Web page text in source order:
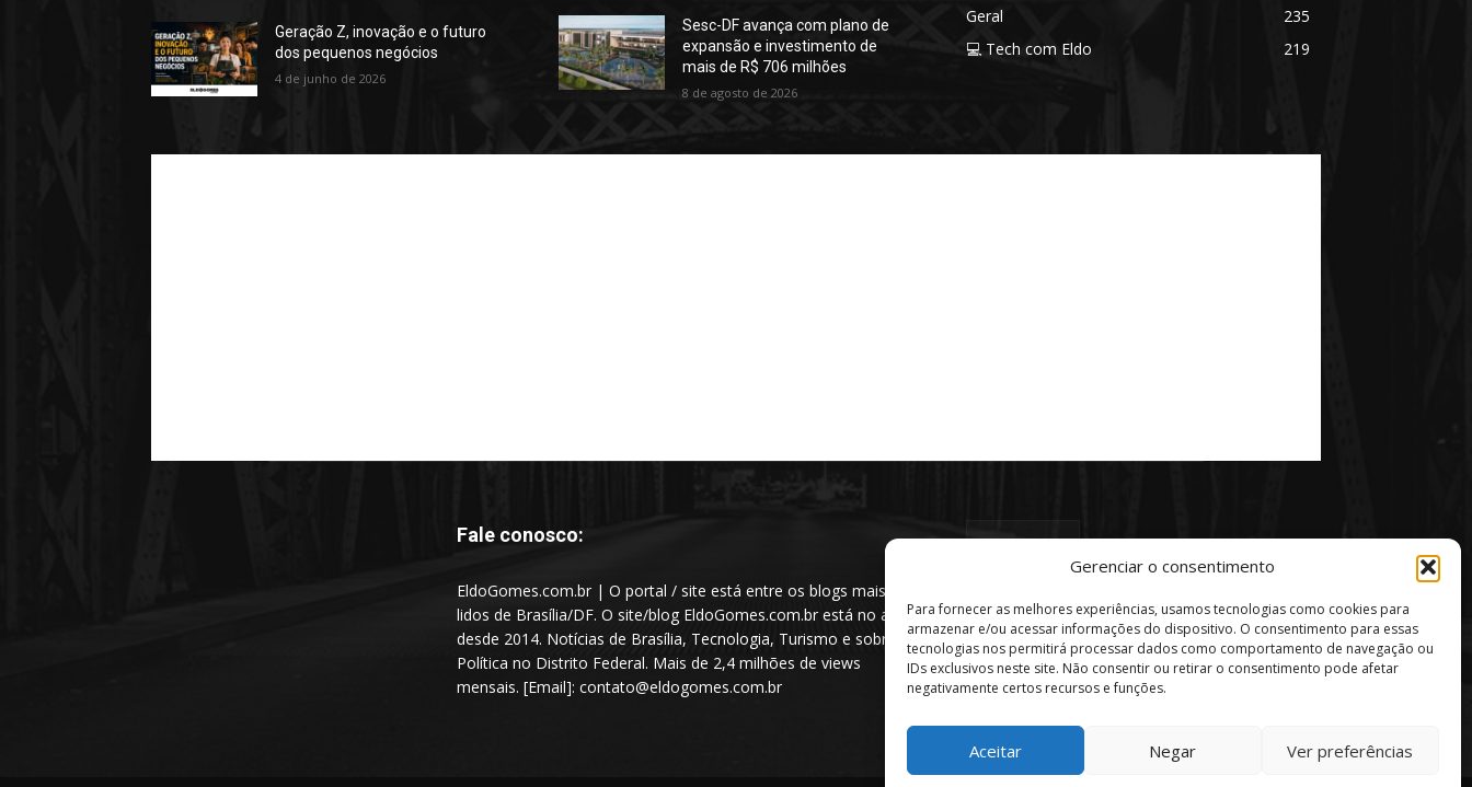
Gerenciar o consentimento
Para fornecer as melhores experiências, usamos tecnologias como cookies para
armazenar e/ou acessar informações do dispositivo. O consentimento para essas
tecnologias nos permitirá processar dados como comportamento de navegação ou
IDs exclusivos neste site. Não consentir ou retirar o consentimento pode afetar
negativamente certos recursos e funções.
Aceitar Negar Ver preferências
Geração Z, inovação e o futuro
dos pequenos negócios
4 de junho de 2026
Sesc-DF avança com plano de
expansão e investimento de
mais de R$ 706 milhões
8 de agosto de 2026
Geral
235
💻 Tech com Eldo
219
Fale conosco:
EldoGomes.com.br | O portal / site está entre os blogs mais
lidos de Brasília/DF. O site/blog EldoGomes.com.br está no ar
desde 2014. Notícias de Brasília, Tecnologia, Turismo e sobre a
Política no Distrito Federal. Mais de 2,4 milhões de views
mensais. [Email]: contato@eldogomes.com.br